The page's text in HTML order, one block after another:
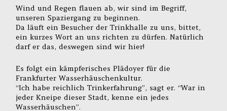
Wind und Regen flauen ab, wir sind im Begriff,
unseren Spaziergang zu beginnen.
Da läuft ein Besucher der Trinkhalle zu uns, bittet,
ein kurzes Wort an uns richten zu dürfen. Natürlich
darf er das, deswegen sind wir hier!
Es folgt ein kämpferisches Plädoyer für die
Frankfurter Wasserhäuschenkultur.
“Ich habe reichlich Trinkerfahrung”, sagt er. “War in
jeder Kneipe dieser Stadt, kenne ein jedes
Wasserhäuschen”.